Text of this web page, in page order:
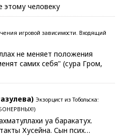
этому человеку
игровой зависимости. Входящий
не меняет положения
самих себя" (сура Гром,
Экзорцист из Тобольска:
уа баракатух.
Хусейна. Сын псих…